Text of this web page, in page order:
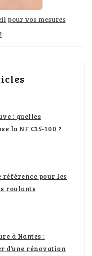
pour vos mesures
: quelles
la NF C15-100 ?
référence pour les
roulants
à Nantes :
d’une rénovation